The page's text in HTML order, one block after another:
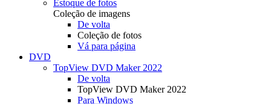
Estoque de fotos
Coleção de imagens
De volta
Coleção de fotos
Vá para página
DVD
TopView DVD Maker 2022
De volta
TopView DVD Maker 2022
Para Windows